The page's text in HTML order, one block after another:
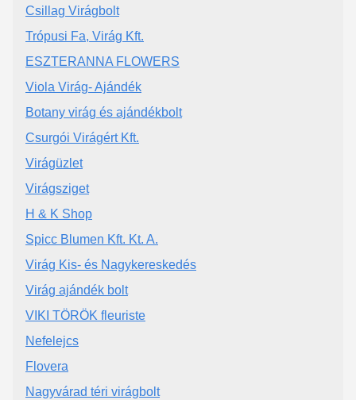
Csillag Virágbolt
Trópusi Fa, Virág Kft.
ESZTERANNA FLOWERS
Viola Virág- Ajándék
Botany virág és ajándékbolt
Csurgói Virágért Kft.
Virágüzlet
Virágsziget
H & K Shop
Spicc Blumen Kft. Kt. A.
Virág Kis- és Nagykereskedés
Virág ajándék bolt
VIKI TÖRÖK fleuriste
Nefelejcs
Flovera
Nagyvárad téri virágbolt